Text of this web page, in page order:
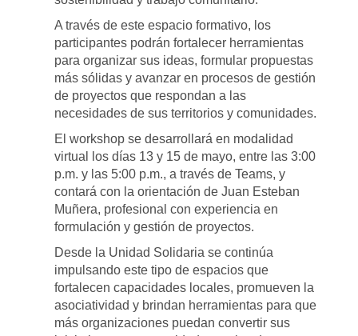
A través de este espacio formativo, los
participantes podrán fortalecer herramientas
para organizar sus ideas, formular propuestas
más sólidas y avanzar en procesos de gestión
de proyectos que respondan a las
necesidades de sus territorios y comunidades.
El workshop se desarrollará en modalidad
virtual los días 13 y 15 de mayo, entre las 3:00
p.m. y las 5:00 p.m., a través de Teams, y
contará con la orientación de Juan Esteban
Muñera, profesional con experiencia en
formulación y gestión de proyectos.
Desde la Unidad Solidaria se continúa
impulsando este tipo de espacios que
fortalecen capacidades locales, promueven la
asociatividad y brindan herramientas para que
más organizaciones puedan convertir sus